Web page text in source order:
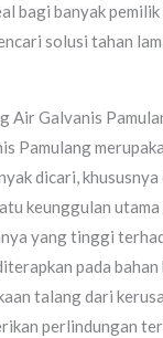
bagi banyak
solusi tahan
Air Galvanis
Pamulang
dicari, khususnya
keunggulan
yang tinggi
pada bahan
talang dari
perlindungan